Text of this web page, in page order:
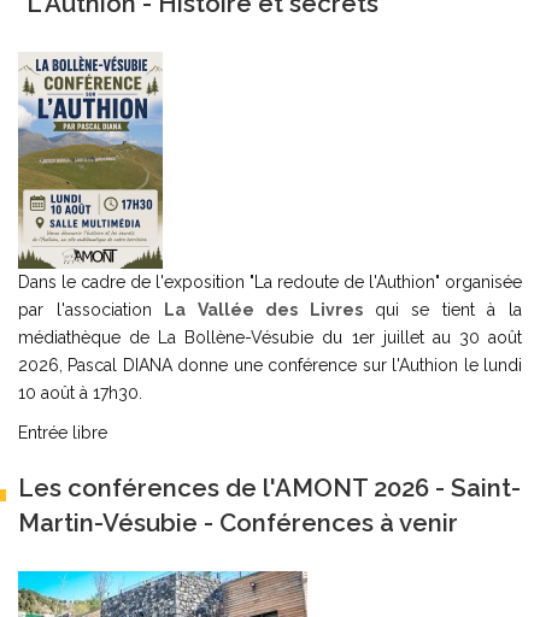
Dans le cadre de l'exposition "La redoute de l'Authion" organisée
par l'association
La Vallée des Livres qui se tient à la
médiathèque de La Bollène-Vésubie du 1er juillet au 30 août
2026, Pascal DIANA donne une conférence sur l'Authion le lundi
10 août à 17h30.
Entrée libre
Les conférences de l'AMONT 2026 - Saint-
Martin-Vésubie - Conférences à venir